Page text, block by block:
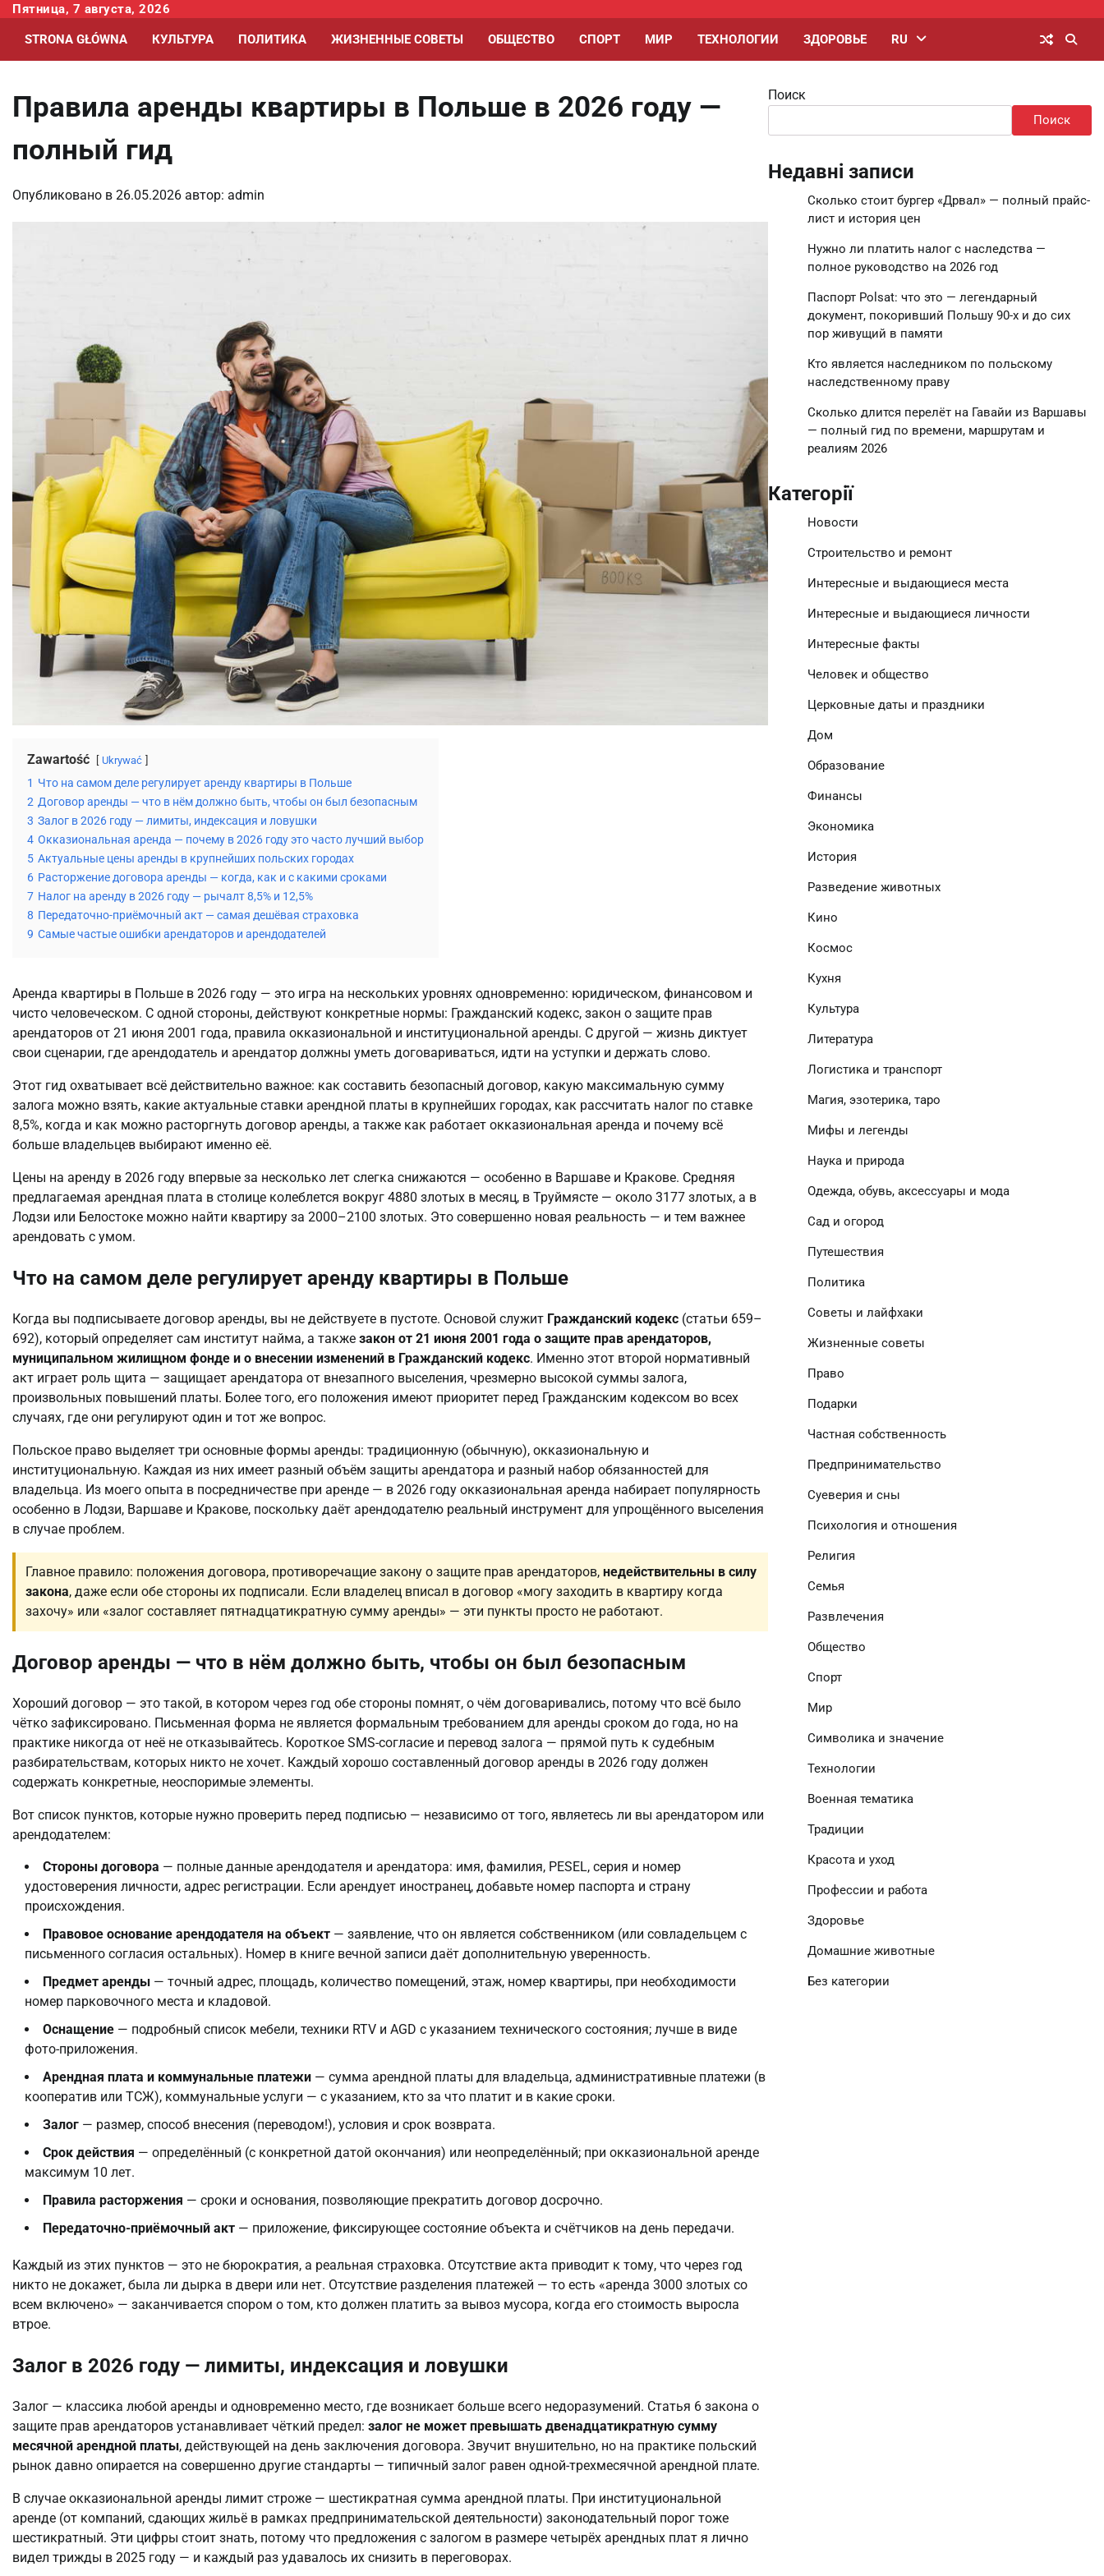
Перейти
содержимому
Пятница, 7 августа, 2026
STRONA GŁÓWNA КУЛЬТУРА ПОЛИТИКА ЖИЗНЕННЫЕ СОВЕТЫ ОБЩЕСТВО СПОРТ МИР ТЕХНОЛОГИИ ЗДОРОВЬЕ RU
Правила аренды квартиры в Польше в 2026 году —
полный гид
Опубликовано в 26.05.2026 автор: admin
Zawartość Ukrywać
1 Что на самом деле регулирует аренду квартиры в Польше
2 Договор аренды — что в нём должно быть, чтобы он был безопасным
3 Залог в 2026 году — лимиты, индексация и ловушки
4 Окказиональная аренда — почему в 2026 году это часто лучший выбор
5 Актуальные цены аренды в крупнейших польских городах
6 Расторжение договора аренды — когда, как и с какими сроками
7 Налог на аренду в 2026 году — рычалт 8,5% и 12,5%
8 Передаточно-приёмочный акт — самая дешёвая страховка
9 Самые частые ошибки арендаторов и арендодателей
Аренда квартиры в Польше в 2026 году — это игра на нескольких уровнях одновременно: юридическом, финансовом и
чисто человеческом. С одной стороны, действуют конкретные нормы: Гражданский кодекс, закон о защите прав
арендаторов от 21 июня 2001 года, правила окказиональной и институциональной аренды. С другой — жизнь диктует
свои сценарии, где арендодатель и арендатор должны уметь договариваться, идти на уступки и держать слово.
Этот гид охватывает всё действительно важное: как составить безопасный договор, какую максимальную сумму
залога можно взять, какие актуальные ставки арендной платы в крупнейших городах, как рассчитать налог по ставке
8,5%, когда и как можно расторгнуть договор аренды, а также как работает окказиональная аренда и почему всё
больше владельцев выбирают именно её.
Цены на аренду в 2026 году впервые за несколько лет слегка снижаются — особенно в Варшаве и Кракове. Средняя
предлагаемая арендная плата в столице колеблется вокруг 4880 злотых в месяц, в Труймясте — около 3177 злотых, а в
Лодзи или Белостоке можно найти квартиру за 2000–2100 злотых. Это совершенно новая реальность — и тем важнее
арендовать с умом.
Что на самом деле регулирует аренду квартиры в Польше
Когда вы подписываете договор аренды, вы не действуете в пустоте. Основой служит Гражданский кодекс (статьи 659–
692), который определяет сам институт найма, а также закон от 21 июня 2001 года о защите прав арендаторов,
муниципальном жилищном фонде и о внесении изменений в Гражданский кодекс. Именно этот второй нормативный
акт играет роль щита — защищает арендатора от внезапного выселения, чрезмерно высокой суммы залога,
произвольных повышений платы. Более того, его положения имеют приоритет перед Гражданским кодексом во всех
случаях, где они регулируют один и тот же вопрос.
Польское право выделяет три основные формы аренды: традиционную (обычную), окказиональную и
институциональную. Каждая из них имеет разный объём защиты арендатора и разный набор обязанностей для
владельца. Из моего опыта в посредничестве при аренде — в 2026 году окказиональная аренда набирает популярность
особенно в Лодзи, Варшаве и Кракове, поскольку даёт арендодателю реальный инструмент для упрощённого выселения
в случае проблем.
Главное правило: положения договора, противоречащие закону о защите прав арендаторов, недействительны в силу
закона, даже если обе стороны их подписали. Если владелец вписал в договор «могу заходить в квартиру когда
захочу» или «залог составляет пятнадцатикратную сумму аренды» — эти пункты просто не работают.
Договор аренды — что в нём должно быть, чтобы он был безопасным
Хороший договор — это такой, в котором через год обе стороны помнят, о чём договаривались, потому что всё было
чётко зафиксировано. Письменная форма не является формальным требованием для аренды сроком до года, но на
практике никогда от неё не отказывайтесь. Короткое SMS-согласие и перевод залога — прямой путь к судебным
разбирательствам, которых никто не хочет. Каждый хорошо составленный договор аренды в 2026 году должен
содержать конкретные, неоспоримые элементы.
Вот список пунктов, которые нужно проверить перед подписью — независимо от того, являетесь ли вы арендатором или
арендодателем:
Стороны договора — полные данные арендодателя и арендатора: имя, фамилия, PESEL, серия и номер
удостоверения личности, адрес регистрации. Если арендует иностранец, добавьте номер паспорта и страну
происхождения.
Правовое основание арендодателя на объект — заявление, что он является собственником (или совладельцем с
письменного согласия остальных). Номер в книге вечной записи даёт дополнительную уверенность.
Предмет аренды — точный адрес, площадь, количество помещений, этаж, номер квартиры, при необходимости
номер парковочного места и кладовой.
Оснащение — подробный список мебели, техники RTV и AGD с указанием технического состояния; лучше в виде
фото-приложения.
Арендная плата и коммунальные платежи — сумма арендной платы для владельца, административные платежи (в
кооператив или ТСЖ), коммунальные услуги — с указанием, кто за что платит и в какие сроки.
Залог — размер, способ внесения (переводом!), условия и срок возврата.
Срок действия — определённый (с конкретной датой окончания) или неопределённый; при окказиональной аренде
максимум 10 лет.
Правила расторжения — сроки и основания, позволяющие прекратить договор досрочно.
Передаточно-приёмочный акт — приложение, фиксирующее состояние объекта и счётчиков на день передачи.
Каждый из этих пунктов — это не бюрократия, а реальная страховка. Отсутствие акта приводит к тому, что через год
никто не докажет, была ли дырка в двери или нет. Отсутствие разделения платежей — то есть «аренда 3000 злотых со
всем включено» — заканчивается спором о том, кто должен платить за вывоз мусора, когда его стоимость выросла
втрое.
Залог в 2026 году — лимиты, индексация и ловушки
Залог — классика любой аренды и одновременно место, где возникает больше всего недоразумений. Статья 6 закона о
защите прав арендаторов устанавливает чёткий предел: залог не может превышать двенадцатикратную сумму
месячной арендной платы, действующей на день заключения договора. Звучит внушительно, но на практике польский
рынок давно опирается на совершенно другие стандарты — типичный залог равен одной-трехмесячной арендной плате.
В случае окказиональной аренды лимит строже — шестикратная сумма арендной платы. При институциональной
аренде (от компаний, сдающих жильё в рамках предпринимательской деятельности) законодательный порог тоже
шестикратный. Эти цифры стоит знать, потому что предложения с залогом в размере четырёх арендных плат я лично
видел трижды в 2025 году — и каждый раз удавалось их снизить в переговорах.
Поиск
Поиск
Недавні записи
Сколько стоит бургер «Дрвал» — полный прайс-
лист и история цен
Нужно ли платить налог с наследства —
полное руководство на 2026 год
Паспорт Polsat: что это — легендарный
документ, покоривший Польшу 90-х и до сих
пор живущий в памяти
Кто является наследником по польскому
наследственному праву
Сколько длится перелёт на Гавайи из Варшавы
— полный гид по времени, маршрутам и
реалиям 2026
Категорії
Новости
Строительство и ремонт
Интересные и выдающиеся места
Интересные и выдающиеся личности
Интересные факты
Человек и общество
Церковные даты и праздники
Дом
Образование
Финансы
Экономика
История
Разведение животных
Кино
Космос
Кухня
Культура
Литература
Логистика и транспорт
Магия, эзотерика, таро
Мифы и легенды
Наука и природа
Одежда, обувь, аксессуары и мода
Сад и огород
Путешествия
Политика
Советы и лайфхаки
Жизненные советы
Право
Подарки
Частная собственность
Предпринимательство
Суеверия и сны
Психология и отношения
Религия
Семья
Развлечения
Общество
Спорт
Мир
Символика и значение
Технологии
Военная тематика
Традиции
Красота и уход
Профессии и работа
Здоровье
Домашние животные
Без категории